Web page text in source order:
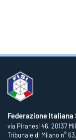
Federazione
via Piranesi 46, 20137
Tribunale di Milano n°